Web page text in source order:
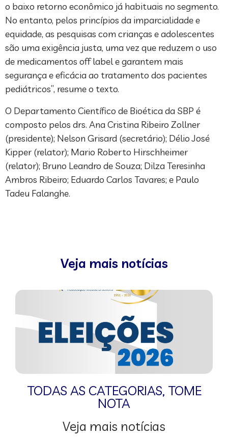
o baixo retorno econômico já habituais no segmento.
No entanto, pelos princípios da imparcialidade e
equidade, as pesquisas com crianças e adolescentes
são uma exigência justa, uma vez que reduzem o uso
de medicamentos off label e garantem mais
segurança e eficácia ao tratamento dos pacientes
pediátricos”, resume o texto.
O Departamento Científico de Bioética da SBP é
composto pelos drs. Ana Cristina Ribeiro Zollner
(presidente); Nelson Grisard (secretário); Délio José
Kipper (relator); Mario Roberto Hirschheimer
(relator); Bruno Leandro de Souza; Dilza Teresinha
Ambros Ribeiro; Eduardo Carlos Tavares; e Paulo
Tadeu Falanghe.
Veja mais notícias
TODAS AS CATEGORIAS, TOME
NOTA
Veja mais notícias